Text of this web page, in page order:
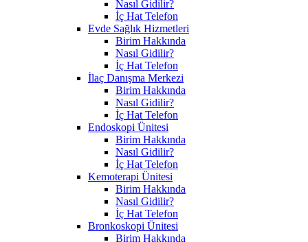
Nasıl Gidilir?
İç Hat Telefon
Evde Sağlık Hizmetleri
Birim Hakkında
Nasıl Gidilir?
İç Hat Telefon
İlaç Danışma Merkezi
Birim Hakkında
Nasıl Gidilir?
İç Hat Telefon
Endoskopi Ünitesi
Birim Hakkında
Nasıl Gidilir?
İç Hat Telefon
Kemoterapi Ünitesi
Birim Hakkında
Nasıl Gidilir?
İç Hat Telefon
Bronkoskopi Ünitesi
Birim Hakkında